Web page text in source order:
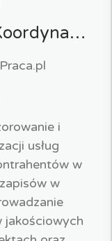
Koordynator / Koordynatorka Usług Serwisowych i Zespołów Terenowych
i
usług
w
w
jakościowych